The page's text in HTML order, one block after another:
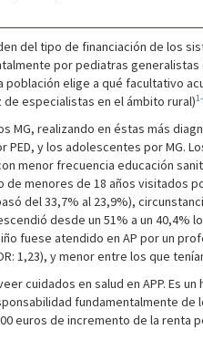
del tipo de financiación de los
por pediatras
elige a qué facultativo
especialistas en el ámbito rural)
MG, realizando en éstas más
y los adolescentes por MG.
menor frecuencia educación
menores de 18 años visitados
del 33,7% al 23,9%),
desde un 51% a un 40,4%
fuese atendido en AP por un
1,23), y menor entre los que
cuidados en salud en APP. Es un
fundamentalmente de
euros de incremento de la renta